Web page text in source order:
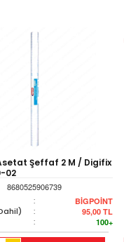
Şeffaf 2 M / Digifix
02
8680525906739
: BİGPOİNT
: 95,00 TL
: 100+